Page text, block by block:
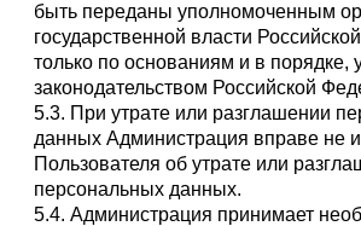
быть переданы уполномоченным
государственной власти
только по основаниям и в порядке,
законодательством Российской
5.3. При утрате или разглашении
данных Администрация вправе не
Пользователя об утрате или
персональных данных.
5.4. Администрация принимает